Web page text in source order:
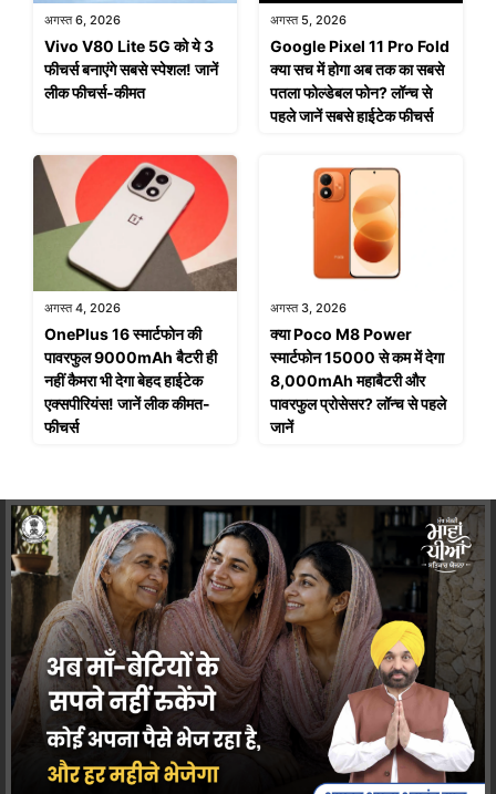
अगस्त 6, 2026
Vivo V80 Lite 5G को ये 3
फीचर्स बनाएंगे सबसे स्पेशल! जानें
लीक फीचर्स-कीमत
अगस्त 5, 2026
Google Pixel 11 Pro Fold
क्या सच में होगा अब तक का सबसे
पतला फोल्डेबल फोन? लॉन्च से
पहले जानें सबसे हाईटेक फीचर्स
अगस्त 4, 2026
OnePlus 16 स्मार्टफोन की
पावरफुल 9000mAh बैटरी ही
नहीं कैमरा भी देगा बेहद हाईटेक
एक्सपीरियंस! जानें लीक कीमत-
फीचर्स
अगस्त 3, 2026
क्या Poco M8 Power
स्मार्टफोन 15000 से कम में देगा
8,000mAh महाबैटरी और
पावरफुल प्रोसेसर? लॉन्च से पहले
जानें